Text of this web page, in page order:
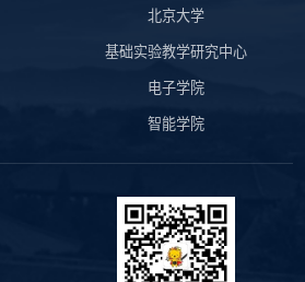
北京大学
基础实验教学研究中心
电子学院
智能学院